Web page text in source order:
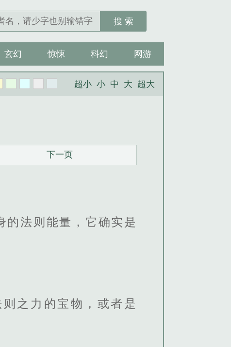
搜 索
玄幻 惊悚 科幻 网游
超小 小 中 大 超大
下一页
的法则能量，它确实是
之力的宝物，或者是